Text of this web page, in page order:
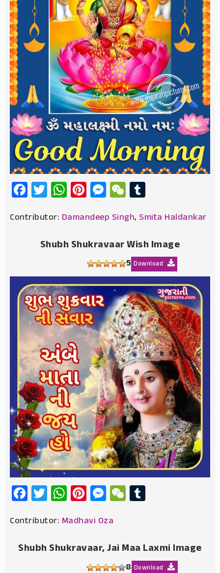
Facebook
Twitter
WhatsApp
Pinterest
Messenger
WeChat
Contributor: Damandeep Singh, Smita Haldankar
Shubh Shukravaar Wish Image
5 Download
Facebook
Twitter
WhatsApp
Pinterest
Messenger
WeChat
Contributor: Madhavi Oza
Shubh Shukravaar, Jai Maa Laxmi Image
8 Download